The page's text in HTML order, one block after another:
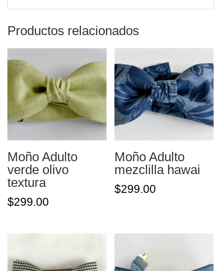
Productos relacionados
Moño Adulto
verde olivo
textura
$299.00
Moño Adulto
mezclilla hawai
$299.00